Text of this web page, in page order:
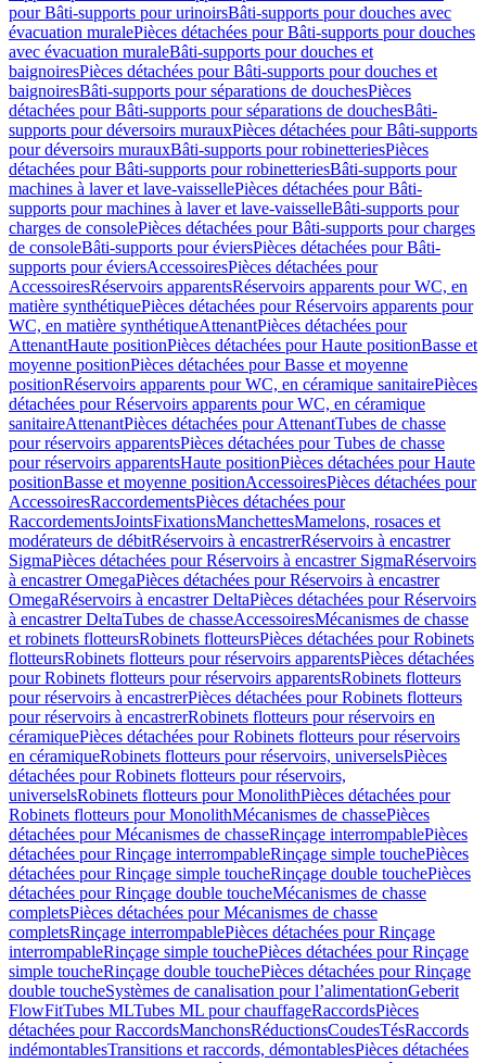
pour Bâti-supports pour urinoirsBâti-supports pour douches avec
évacuation muralePièces détachées pour Bâti-supports pour douches
avec évacuation muraleBâti-supports pour douches et
baignoiresPièces détachées pour Bâti-supports pour douches et
baignoiresBâti-supports pour séparations de douchesPièces
détachées pour Bâti-supports pour séparations de douchesBâti-
supports pour déversoirs murauxPièces détachées pour Bâti-supports
pour déversoirs murauxBâti-supports pour robinetteriesPièces
détachées pour Bâti-supports pour robinetteriesBâti-supports pour
machines à laver et lave-vaissellePièces détachées pour Bâti-
supports pour machines à laver et lave-vaisselleBâti-supports pour
charges de consolePièces détachées pour Bâti-supports pour charges
de consoleBâti-supports pour éviersPièces détachées pour Bâti-
supports pour éviersAccessoiresPièces détachées pour
AccessoiresRéservoirs apparentsRéservoirs apparents pour WC, en
matière synthétiquePièces détachées pour Réservoirs apparents pour
WC, en matière synthétiqueAttenantPièces détachées pour
AttenantHaute positionPièces détachées pour Haute positionBasse et
moyenne positionPièces détachées pour Basse et moyenne
positionRéservoirs apparents pour WC, en céramique sanitairePièces
détachées pour Réservoirs apparents pour WC, en céramique
sanitaireAttenantPièces détachées pour AttenantTubes de chasse
pour réservoirs apparentsPièces détachées pour Tubes de chasse
pour réservoirs apparentsHaute positionPièces détachées pour Haute
positionBasse et moyenne positionAccessoiresPièces détachées pour
AccessoiresRaccordementsPièces détachées pour
RaccordementsJointsFixationsManchettesMamelons, rosaces et
modérateurs de débitRéservoirs à encastrerRéservoirs à encastrer
SigmaPièces détachées pour Réservoirs à encastrer SigmaRéservoirs
à encastrer OmegaPièces détachées pour Réservoirs à encastrer
OmegaRéservoirs à encastrer DeltaPièces détachées pour Réservoirs
à encastrer DeltaTubes de chasseAccessoiresMécanismes de chasse
et robinets flotteursRobinets flotteursPièces détachées pour Robinets
flotteursRobinets flotteurs pour réservoirs apparentsPièces détachées
pour Robinets flotteurs pour réservoirs apparentsRobinets flotteurs
pour réservoirs à encastrerPièces détachées pour Robinets flotteurs
pour réservoirs à encastrerRobinets flotteurs pour réservoirs en
céramiquePièces détachées pour Robinets flotteurs pour réservoirs
en céramiqueRobinets flotteurs pour réservoirs, universelsPièces
détachées pour Robinets flotteurs pour réservoirs,
universelsRobinets flotteurs pour MonolithPièces détachées pour
Robinets flotteurs pour MonolithMécanismes de chassePièces
détachées pour Mécanismes de chasseRinçage interrompablePièces
détachées pour Rinçage interrompableRinçage simple touchePièces
détachées pour Rinçage simple toucheRinçage double touchePièces
détachées pour Rinçage double toucheMécanismes de chasse
completsPièces détachées pour Mécanismes de chasse
completsRinçage interrompablePièces détachées pour Rinçage
interrompableRinçage simple touchePièces détachées pour Rinçage
simple toucheRinçage double touchePièces détachées pour Rinçage
double toucheSystèmes de canalisation pour l’alimentationGeberit
FlowFitTubes MLTubes ML pour chauffageRaccordsPièces
détachées pour RaccordsManchonsRéductionsCoudesTésRaccords
indémontablesTransitions et raccords, démontablesPièces détachées